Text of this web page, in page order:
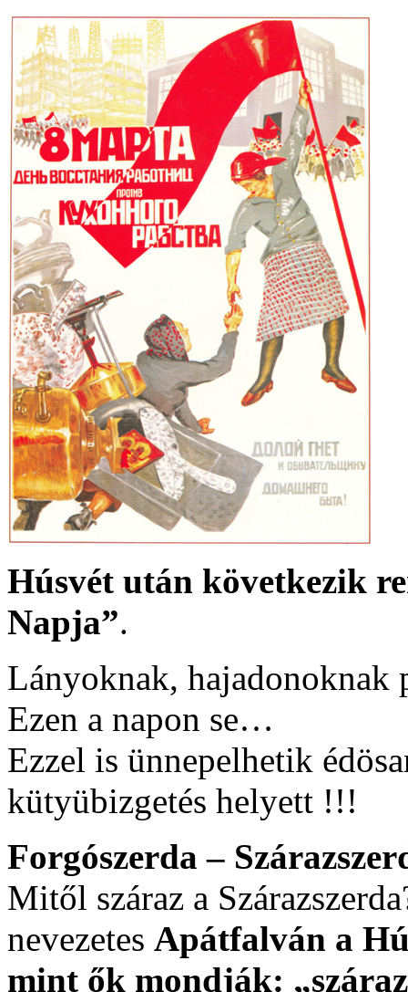
Húsvét után következik
Napja”.
Lányoknak, hajadonoknak
Ezen a napon se…
Ezzel is ünnepelhetik
kütyübizgetés helyett !!!
Forgószerda –
Mitől száraz a
nevezetes Apátfalván a
mint ők mondják: